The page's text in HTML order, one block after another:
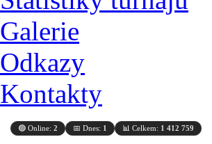
Galerie
Odkazy
Kontakty
🟢 Online: 2 📅 Dnes: 1 📊 Celkem: 1 412 759